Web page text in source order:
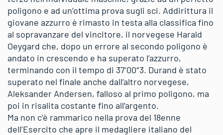
poligono e ad un’ottima prova sugli sci. Addirittura il
giovane azzurro è rimasto in testa alla classifica fino
al sopravanzare del vincitore, il norvegese Harald
Oeygard che, dopo un errore al secondo poligono è
andato in crescendo e ha superato l’azzurro,
terminando con il tempo di 37’00″3. Durand è stato
superato nel finale anche dall’altro norvegese,
Aleksander Andersen, falloso al primo poligono, ma
poi in risalita costante fino all’argento.
Ma non c’è rammarico nella prova del 18enne
dell’Esercito che apre il medagliere italiano del